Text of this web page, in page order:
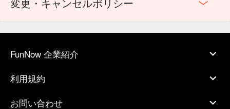
FunNow 企業紹介
利用規約
お問い合わせ